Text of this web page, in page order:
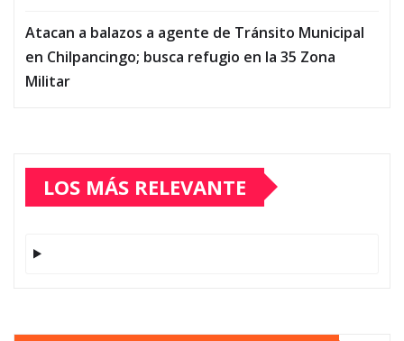
Atacan a balazos a agente de Tránsito Municipal
en Chilpancingo; busca refugio en la 35 Zona
Militar
LOS MÁS RELEVANTE